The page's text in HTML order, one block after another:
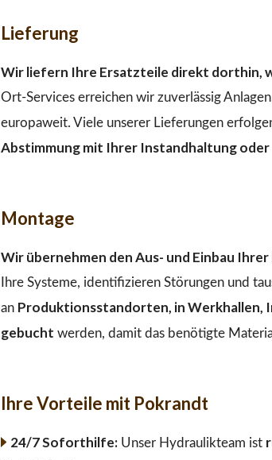
Lieferung
Wir liefern Ihre Ersatzteile direkt dorthin,
Ort-Services erreichen wir zuverlässig
europaweit. Viele unserer Lieferungen
Abstimmung mit Ihrer Instandhaltung
Montage
Wir übernehmen den Aus- und Einbau
Ihre Systeme, identifizieren Störungen und
an Produktionsstandorten, in Werkhallen,
gebucht werden, damit das benötigte
Ihre Vorteile mit Pokrandt
24/7 Soforthilfe:Unser Hydraulikteam ist